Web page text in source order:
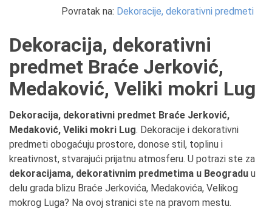
Povratak na: Dekoracije, dekorativni predmeti
Dekoracija, dekorativni
predmet Braće Jerković,
Medaković, Veliki mokri Lug
Dekoracija, dekorativni predmet Braće Jerković,
Medaković, Veliki mokri Lug. Dekoracije i dekorativni
predmeti obogaćuju prostore, donose stil, toplinu i
kreativnost, stvarajući prijatnu atmosferu. U potrazi ste za
dekoracijama, dekorativnim predmetima u Beogradu u
delu grada blizu Braće Jerkovića, Medakovića, Velikog
mokrog Luga? Na ovoj stranici ste na pravom mestu.